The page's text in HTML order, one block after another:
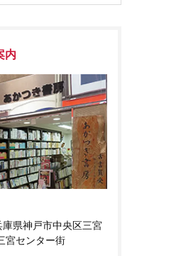
内
県神戸市中央区三宮
宮センター街